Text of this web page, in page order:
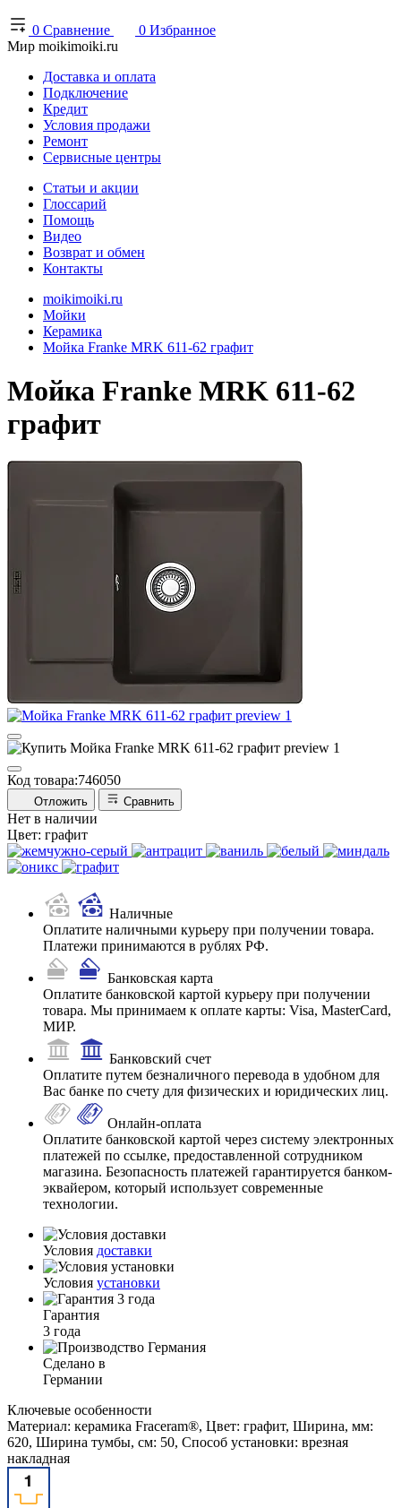
0 Сравнение 0 Избранное
Мир moikimoiki.ru
Доставка и оплата
Подключение
Кредит
Условия продажи
Ремонт
Сервисные центры
Статьи и акции
Глоссарий
Помощь
Видео
Возврат и обмен
Контакты
moikimoiki.ru
Мойки
Керамика
Мойка Franke MRK 611-62 графит
Мойка Franke MRK 611-62
графит
Код товара:746050
Отложить Сравнить
Нет в наличии
Цвет: графит
Наличные
Оплатите наличными курьеру при получении товара.
Платежи принимаются в рублях РФ.
Банковская карта
Оплатите банковской картой курьеру при получении
товара. Мы принимаем к оплате карты: Visa, MasterCard,
МИР.
Банковский счет
Оплатите путем безналичного перевода в удобном для
Вас банке по счету для физических и юридических лиц.
Онлайн-оплата
Оплатите банковской картой через систему электронных
платежей по ссылке, предоставленной сотрудником
магазина. Безопасность платежей гарантируется банком-
эквайером, который использует современные
технологии.
Условия доставки
Условия установки
Гарантия
3 года
Сделано в
Германии
Ключевые особенности
Материал: керамика Fraceram®, Цвет: графит, Ширина, мм:
620, Ширина тумбы, см: 50, Способ установки: врезная
накладная